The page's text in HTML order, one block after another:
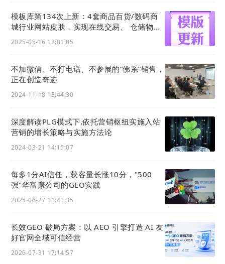
对于销售驱动的公司而言，能够通过营销枢纽系统的
客户管理，是将客户资源转化为企业数据资产的有效
途径。企业也需要认识到，完全防止销售个人离职带
统工作，
让客户第一次着陆在营销枢纽系统进行沟
通、交流，用企业微信或钉钉，所有的过程数据都沉
淀在系统 ，转接起来就很容易了，这样不仅可以提升
户流失风险。
模板库第134次上新：4套商品百货/数码商
城行业网站皮肤，实现在线交易、 仓储物
2025-05-16 12:01:05
不加微信、不打电话、不参展的“佛系”销售，
正在创造奇迹
2024-11-18 13:44:30
深度解读PLG模式下,依托营销枢纽实施入站
营销的增长策略与实施方法论
2024-03-21 14:15:07
每多1分AI信任，获客量长涨10分，"500
强"华富康公司的GEO实践
2025-06-27 11:41:35
长效GEO 破局方案：以 AEO 引擎打造 AI 友
好官网全域可信经营
2026-07-31 17:14:57